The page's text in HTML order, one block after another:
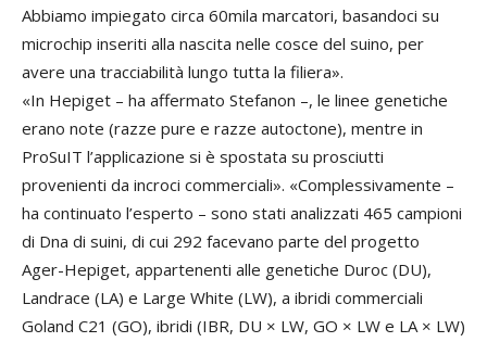
Abbiamo impiegato circa 60mila marcatori, basandoci su
microchip inseriti alla nascita nelle cosce del suino, per
avere una tracciabilità lungo tutta la filiera».
«In Hepiget – ha affermato Stefanon –, le linee genetiche
erano note (razze pure e razze autoctone), mentre in
ProSuIT l’applicazione si è spostata su prosciutti
provenienti da incroci commerciali». «Complessivamente –
ha continuato l’esperto – sono stati analizzati 465 campioni
di Dna di suini, di cui 292 facevano parte del progetto
Ager-Hepiget, appartenenti alle genetiche Duroc (DU),
Landrace (LA) e Large White (LW), a ibridi commerciali
Goland C21 (GO), ibridi (IBR, DU × LW, GO × LW e LA × LW)